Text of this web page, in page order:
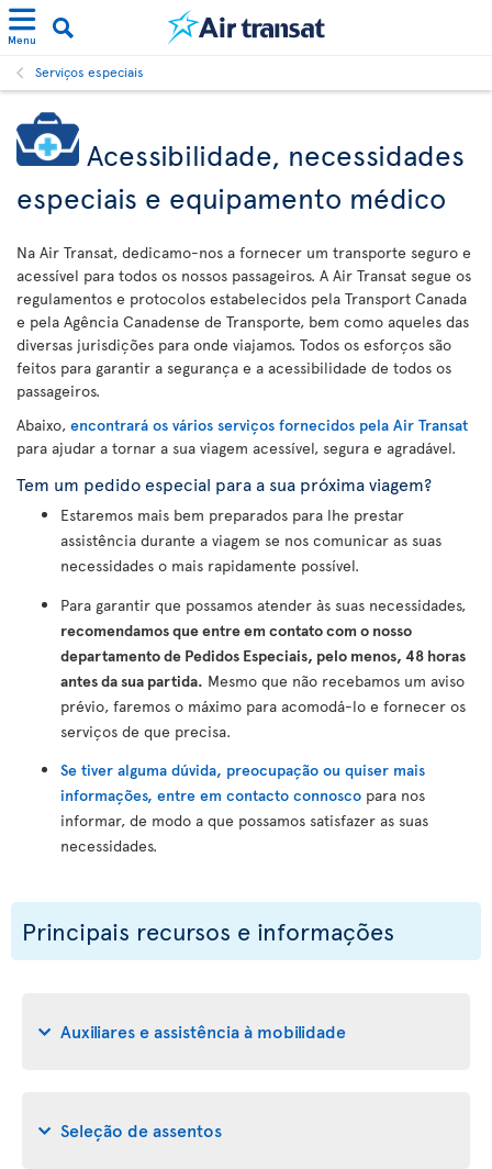
Menu
Serviços especiais
Acessibilidade, necessidades
especiais e equipamento médico
Na Air Transat, dedicamo-nos a fornecer um transporte seguro e
acessível para todos os nossos passageiros. A Air Transat segue os
regulamentos e protocolos estabelecidos pela Transport Canada
e pela Agência Canadense de Transporte, bem como aqueles das
diversas jurisdições para onde viajamos. Todos os esforços são
feitos para garantir a segurança e a acessibilidade de todos os
passageiros.
Abaixo, encontrará os vários serviços fornecidos pela Air Transat
para ajudar a tornar a sua viagem acessível, segura e agradável.
Tem um pedido especial para a sua próxima viagem?
Estaremos mais bem preparados para lhe prestar
assistência durante a viagem se nos comunicar as suas
necessidades o mais rapidamente possível.
Para garantir que possamos atender às suas necessidades,
recomendamos que entre em contato com o nosso
departamento de Pedidos Especiais, pelo menos, 48 horas
antes da sua partida. Mesmo que não recebamos um aviso
prévio, faremos o máximo para acomodá-lo e fornecer os
serviços de que precisa.
Se tiver alguma dúvida, preocupação ou quiser mais
informações, entre em contacto connosco para nos
informar, de modo a que possamos satisfazer as suas
necessidades.
Principais recursos e informações
Auxiliares e assistência à mobilidade
Seleção de assentos